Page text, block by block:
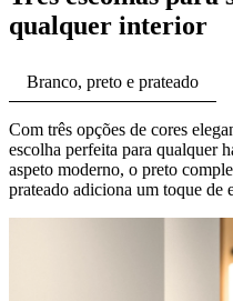
qualquer interior
Branco, preto e prateado
Com três opções de cores
escolha perfeita para qualquer
aspeto moderno, o preto
prateado adiciona um toque de